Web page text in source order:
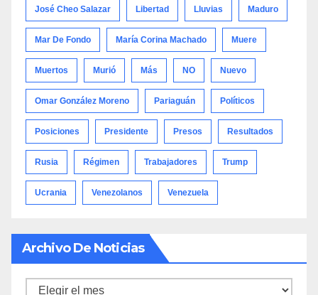
José Cheo Salazar Libertad Lluvias Maduro
Mar De Fondo María Corina Machado Muere
Muertos Murió Más NO Nuevo
Omar González Moreno Pariaguán Políticos
Posiciones Presidente Presos Resultados
Rusia Régimen Trabajadores Trump
Ucrania Venezolanos Venezuela
Archivo De Noticias
Archivo